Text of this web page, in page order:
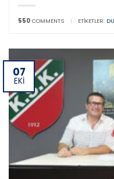
550 COMMENTS | ETIKETLER:
07
EKI